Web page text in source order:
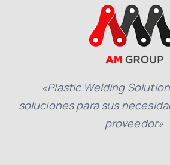
«Plastic Welding
soluciones para sus
proveedor»